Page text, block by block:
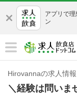
アプリで
ン
Hirovannaの求人情
＼経験は問いま